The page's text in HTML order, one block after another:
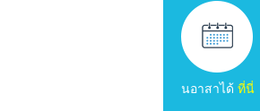
นอาสาได้ ที่นี่